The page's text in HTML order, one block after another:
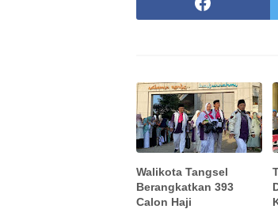
Walikota Tangsel
Berangkatkan 393
Calon Haji